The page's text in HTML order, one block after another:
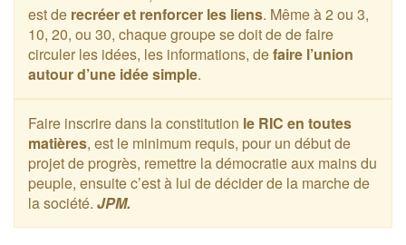
est de recréer et renforcer les liens. Même à 2 ou 3,
10, 20, ou 30, chaque groupe se doit de de faire
circuler les idées, les informations, defaire l’union
autour d’une idée simple.
Faire inscrire dans la constitution le RIC en toutes
matières, est le minimum requis, pour un début de
projet de progrès, remettre la démocratie aux mains du
peuple, ensuite c’est à lui de décider de la marche de
la société. JPM.